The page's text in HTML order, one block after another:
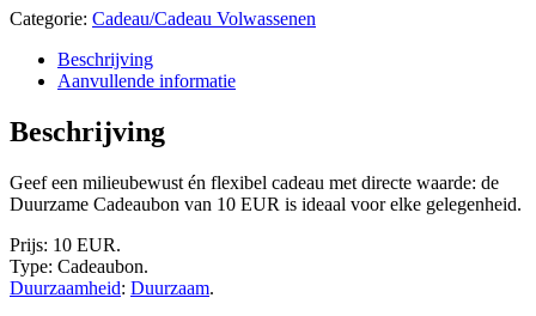
Categorie: Cadeau/Cadeau Volwassenen
Beschrijving
Aanvullende informatie
Beschrijving
Geef een milieubewust én flexibel cadeau met directe waarde: de
Duurzame Cadeaubon van 10 EUR is ideaal voor elke gelegenheid.
Prijs: 10 EUR.
Type: Cadeaubon.
Duurzaamheid: Duurzaam.